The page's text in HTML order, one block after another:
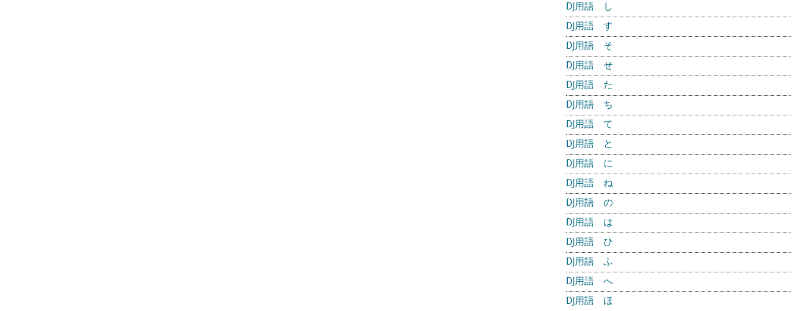
DJ用語 し
DJ用語 す
DJ用語 そ
DJ用語 せ
DJ用語 た
DJ用語 ち
DJ用語 て
DJ用語 と
DJ用語 に
DJ用語 ね
DJ用語 の
DJ用語 は
DJ用語 ひ
DJ用語 ふ
DJ用語 へ
DJ用語 ほ